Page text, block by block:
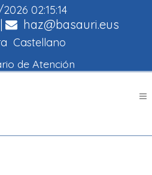
02:15:14
| haz@basauri.eus
Castellano
de Atención